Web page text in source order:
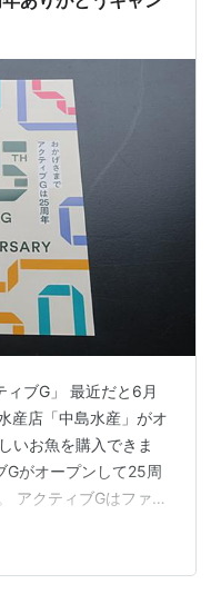
ブG」 最近だと6月
産店「中島水産」がオ
いお魚を購入できま
がオープンして25周
アクティブGはファッ
心とした施設。 「見
魅力を備えたアート拠